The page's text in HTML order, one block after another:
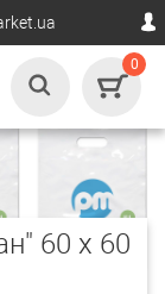
0
60 х 60